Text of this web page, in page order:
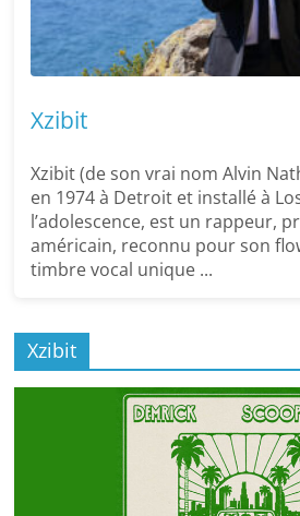
Xzibit
Xzibit (de son vrai nom Alvin
en 1974 à Detroit et installé à
l’adolescence, est un rappeur,
américain, reconnu pour son
timbre vocal unique ...
Xzibit